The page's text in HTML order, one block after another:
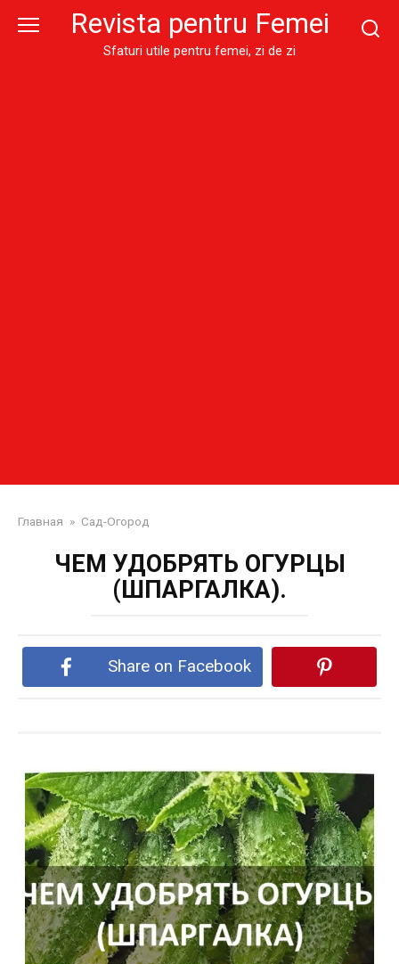
Revista pentru Femei
Sfaturi utile pentru femei, zi de zi
Главная » Сад-Огород
ЧЕМ УДОБРЯТЬ ОГУРЦЫ
(ШПАРГАЛКА).
Share on Facebook